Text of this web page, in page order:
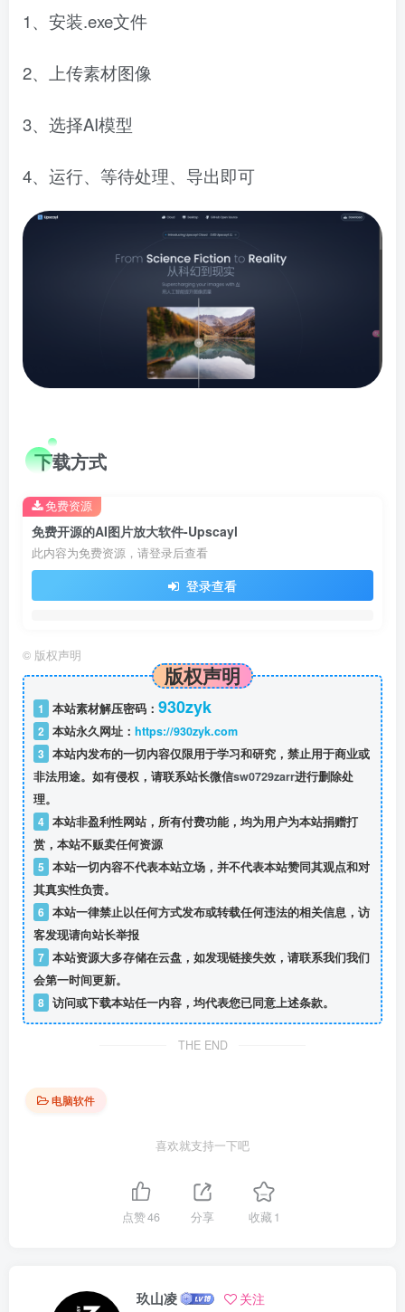
1、安装.exe文件
2、上传素材图像
3、选择AI模型
4、运行、等待处理、导出即可
下载方式
免费开源的AI图片放大软件-Upscayl
此内容为免费资源，请登录后查看
登录查看
免费资源
© 版权声明
版权声明
1 本站素材解压密码： 930zyk
2 本站永久网址： https://930zyk.com
3 本站内发布的一切内容仅限用于学习和研究，禁止用于商业或
非法用途。如有侵权，请联系站长微信sw0729zarr进行删除处
理。
4 本站非盈利性网站，所有付费功能，均为用户为本站捐赠打
赏，本站不贩卖任何资源
5 本站一切内容不代表本站立场，并不代表本站赞同其观点和对
其真实性负责。
6 本站一律禁止以任何方式发布或转载任何违法的相关信息，访
客发现请向站长举报
7 本站资源大多存储在云盘，如发现链接失效，请联系我们我们
会第一时间更新。
8 访问或下载本站任一内容，均代表您已同意上述条款。
THE END
电脑软件
喜欢就支持一下吧
点赞46 分享 收藏1
玖山凌 关注